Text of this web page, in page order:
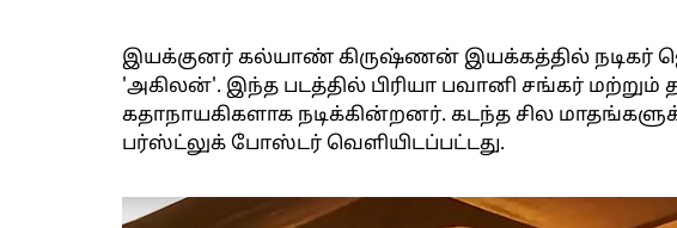
இயக்குனர் கல்யாண் கிருஷ்ணன் இயக்கத்தில் நடிகர்
'அகிலன்'. இந்த படத்தில் பிரியா பவானி சங்கர் மற்றும்
கதாநாயகிகளாக நடிக்கின்றனர். கடந்த சில
பர்ஸ்ட்லுக் போஸ்டர் வெளியிடப்பட்டது.